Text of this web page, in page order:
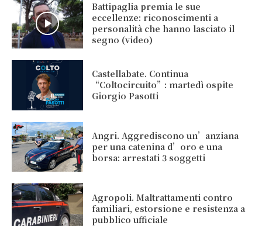
Battipaglia premia le sue
eccellenze: riconoscimenti a
personalità che hanno lasciato il
segno (video)
Castellabate. Continua
“Coltocircuito”: martedì ospite
Giorgio Pasotti
Angri. Aggrediscono un’anziana
per una catenina d’oro e una
borsa: arrestati 3 soggetti
Agropoli. Maltrattamenti contro
familiari, estorsione e resistenza a
pubblico ufficiale